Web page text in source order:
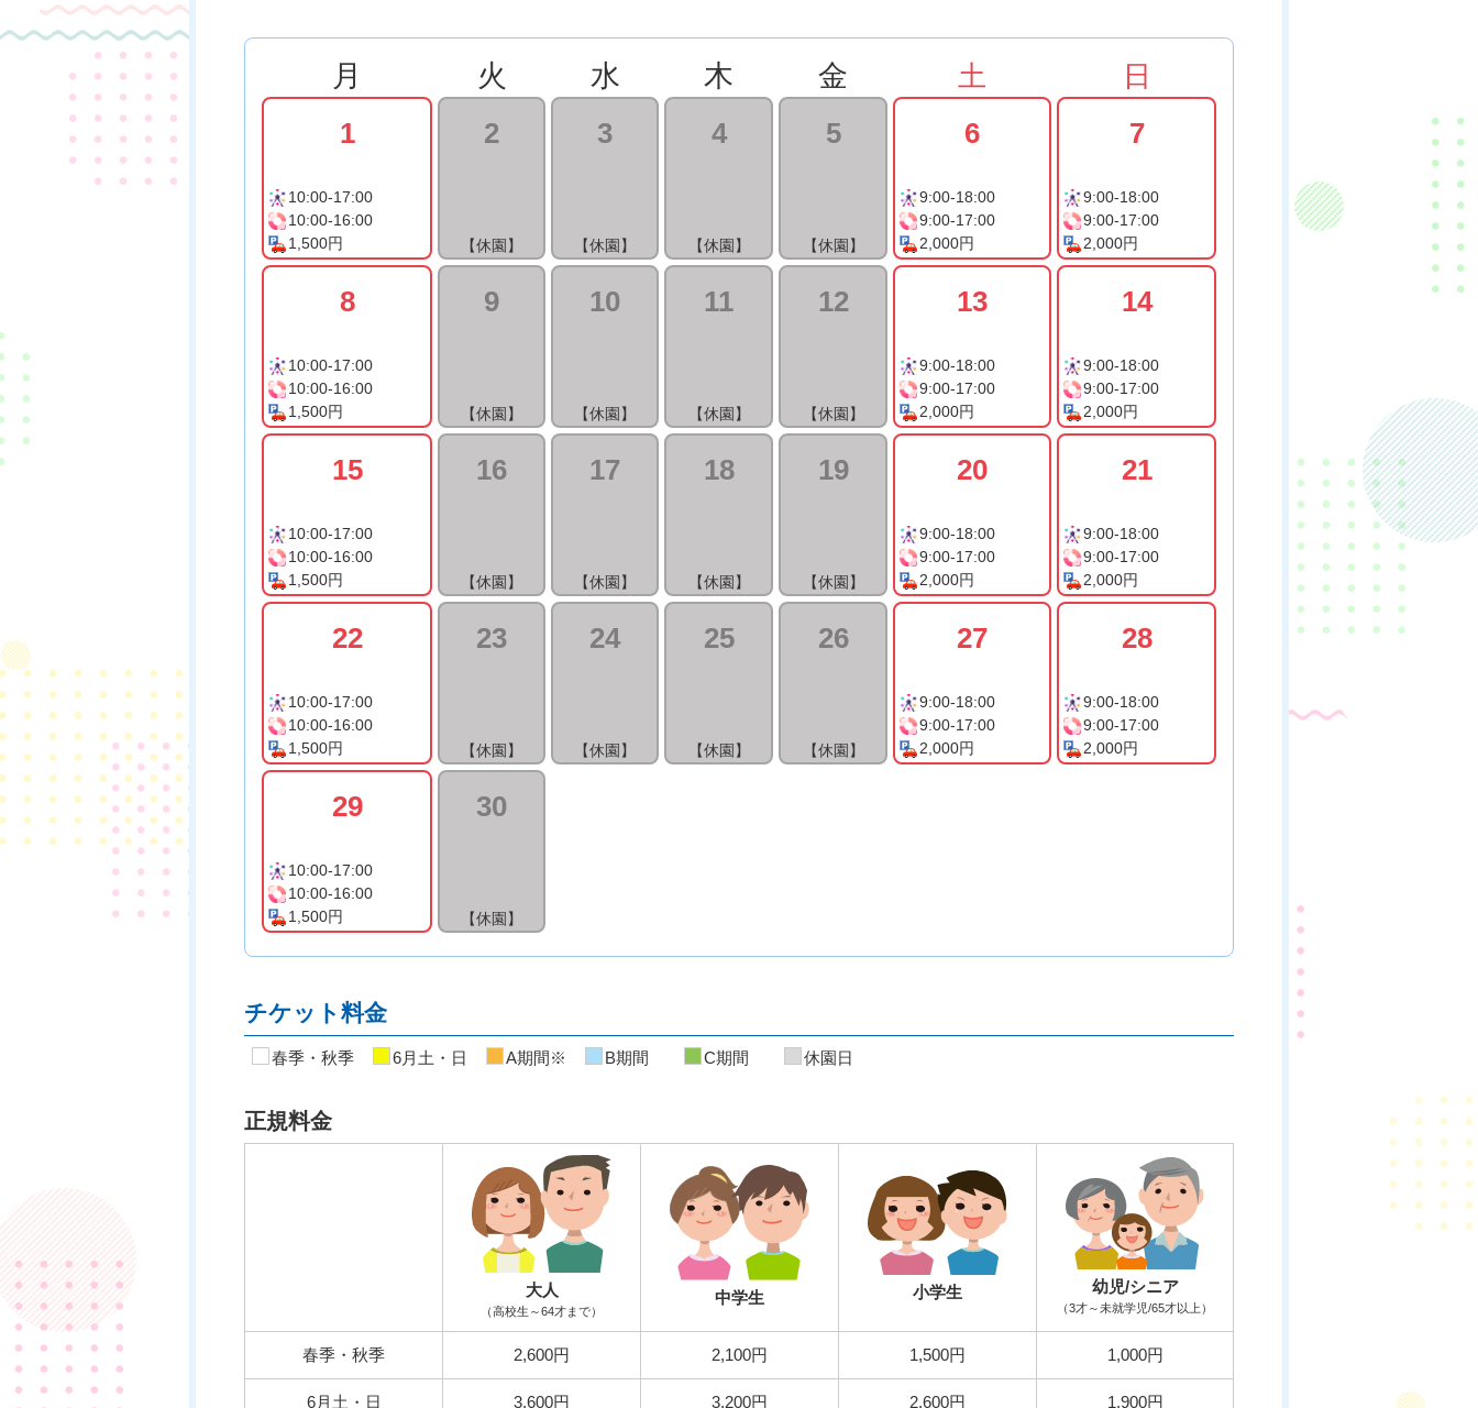
月 火 水 木 金 土
日
1
10:00-17:00
10:00-16:00
1,500円
2
【休園】
3
【休園】
4
【休園】
5
【休園】
6
9:00-18:00
9:00-17:00
2,000円
7
9:00-18:00
9:00-17:00
2,000円
8
10:00-17:00
10:00-16:00
1,500円
9
【休園】
10
【休園】
11
【休園】
12
【休園】
13
9:00-18:00
9:00-17:00
2,000円
14
9:00-18:00
9:00-17:00
2,000円
15
10:00-17:00
10:00-16:00
1,500円
16
【休園】
17
【休園】
18
【休園】
19
【休園】
20
9:00-18:00
9:00-17:00
2,000円
21
9:00-18:00
9:00-17:00
2,000円
22
10:00-17:00
10:00-16:00
1,500円
23
【休園】
24
【休園】
25
【休園】
26
【休園】
27
9:00-18:00
9:00-17:00
2,000円
28
9:00-18:00
9:00-17:00
2,000円
29
10:00-17:00
10:00-16:00
1,500円
30
【休園】
チケット料金
春季・秋季 6月土・日 A期間※ B期間 C期間 休園日
正規料金
大人
（高校生～64才まで）
中学生 小学生 幼児/シニア
（3才～未就学児/65才以上）
春季・秋季 2,600円 2,100円 1,500円 1,000円
6月土・日 3,600円 3,200円 2,600円 1,900円